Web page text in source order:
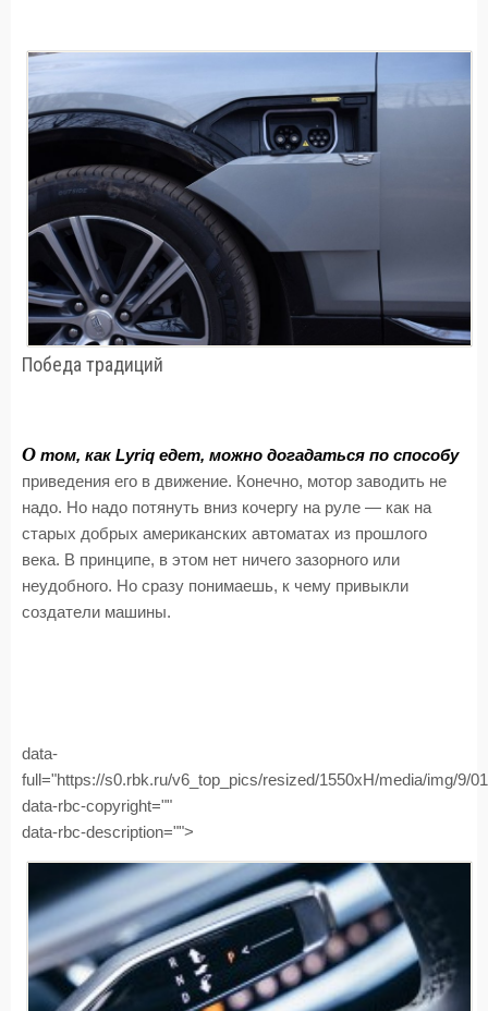
Победа традиций
О том, как Lyriq едет, можно догадаться по способу
приведения его в движение. Конечно, мотор заводить не
надо. Но надо потянуть вниз кочергу на руле — как на
старых добрых американских автоматах из прошлого
века. В принципе, в этом нет ничего зазорного или
неудобного. Но сразу понимаешь, к чему привыкли
создатели машины.
data-
full="https://s0.rbk.ru/v6_top_pics/resized/1550xH/media/img/9/
data-rbc-copyright=""
data-rbc-description="">